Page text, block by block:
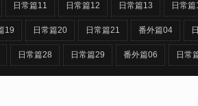
日常篇11 日常篇12 日常篇13 日常
19 日常篇20 日常篇21 番外篇04
日常篇28 日常篇29 番外篇06 日常